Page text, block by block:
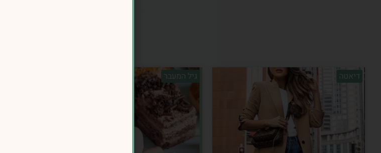
דיאטה גיל המעבר